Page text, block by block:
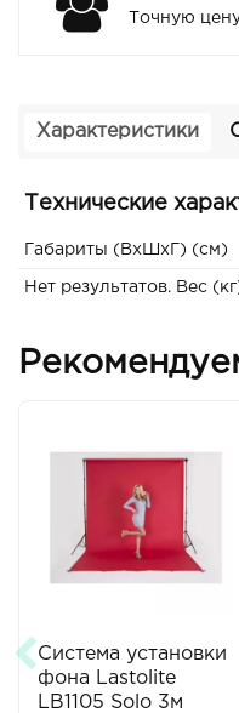
Точную
Характеристики
Технические
Габариты (ВxШxГ) (см)
Нет результатов. Вес
Система установки
фона Lastolite
LB1105 Solo 3м